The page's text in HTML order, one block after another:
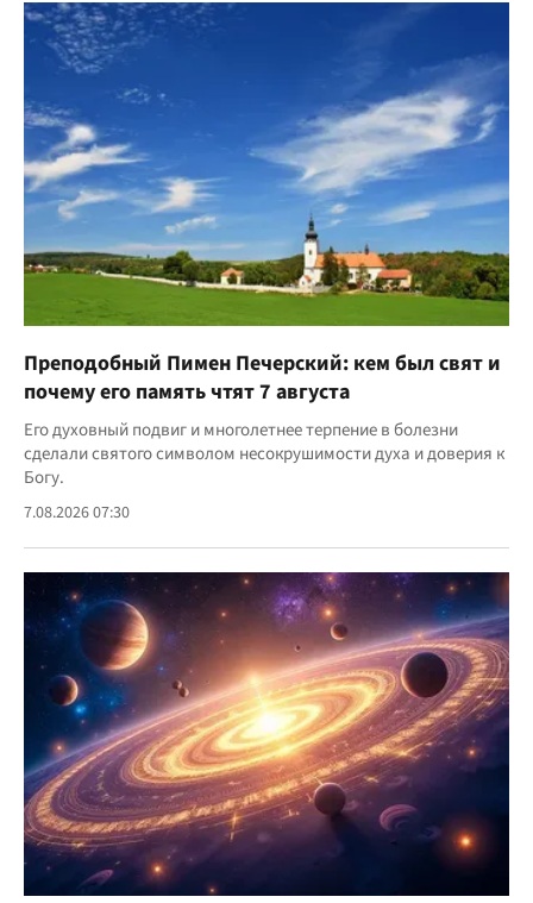
Преподобный Пимен Печерский: кем был свят и
почему его память чтят 7 августа
Его духовный подвиг и многолетнее терпение в болезни
сделали святого символом несокрушимости духа и доверия к
Богу.
7.08.2026 07:30